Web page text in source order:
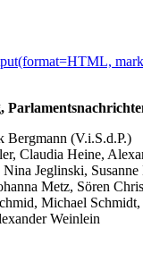
Bergmann (V.i.S.d.P.)
Claudia Heine,
Nina Jeglinski,
Metz, Sören
Michael
Weinlein